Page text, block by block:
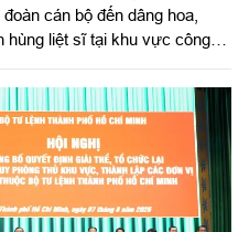
cán bộ đến dâng hoa,
liệt sĩ tại khu vực công
Hùng, Đoàn trưởng Đoàn